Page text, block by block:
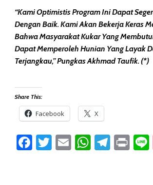
“Kami Optimistis Program Ini Dapat
Dengan Baik. Kami Akan Bekerja Keras
Bahwa Masyarakat Kukar Yang
Dapat Memperoleh Hunian Yang Layak
Terjangkau,” Pungkas Akhmad Taufik. (*)
Share This:
Facebook X
Facebook
Twitter
Email